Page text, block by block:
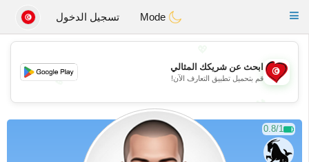
Tunisia Dating
Toggle
تسجيل الدخول
💖
💕
💕
ابحث عن شريكك المثالي
قم بتحميل تطبيق التعارف الآن!
0.8/1